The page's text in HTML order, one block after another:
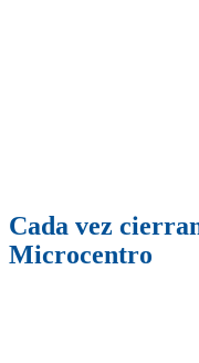
Cada vez
Microcentro